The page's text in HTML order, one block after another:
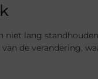
niet lang
de verandering,